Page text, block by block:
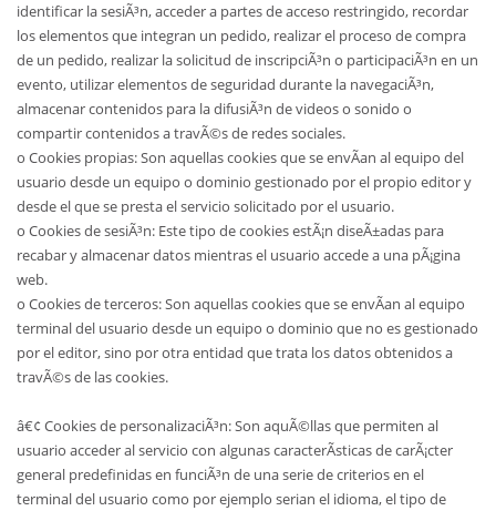
identificar la sesiÃ³n, acceder a partes de acceso restringido, recordar
los elementos que integran un pedido, realizar el proceso de compra
de un pedido, realizar la solicitud de inscripciÃ³n o participaciÃ³n en un
evento, utilizar elementos de seguridad durante la navegaciÃ³n,
almacenar contenidos para la difusiÃ³n de videos o sonido o
compartir contenidos a travÃ©s de redes sociales.
o Cookies propias: Son aquellas cookies que se envÃ­an al equipo del
usuario desde un equipo o dominio gestionado por el propio editor y
desde el que se presta el servicio solicitado por el usuario.
o Cookies de sesiÃ³n: Este tipo de cookies estÃ¡n diseÃ±adas para
recabar y almacenar datos mientras el usuario accede a una pÃ¡gina
web.
o Cookies de terceros: Son aquellas cookies que se envÃ­an al equipo
terminal del usuario desde un equipo o dominio que no es gestionado
por el editor, sino por otra entidad que trata los datos obtenidos a
travÃ©s de las cookies.
â€¢ Cookies de personalizaciÃ³n: Son aquÃ©llas que permiten al
usuario acceder al servicio con algunas caracterÃ­sticas de carÃ¡cter
general predefinidas en funciÃ³n de una serie de criterios en el
terminal del usuario como por ejemplo serian el idioma, el tipo de